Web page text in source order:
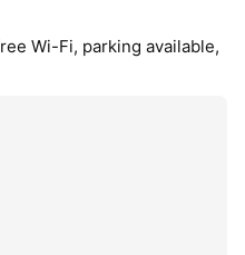
Wi-Fi, parking available,